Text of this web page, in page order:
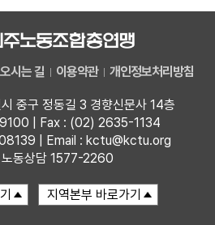
오시는 길 이용약관 개인정보처리방침
중구 정동길 3 경향신문사 14층
| Fax : (02) 2635-1134
| Email : kctu@kctu.org
노동상담 1577-2260